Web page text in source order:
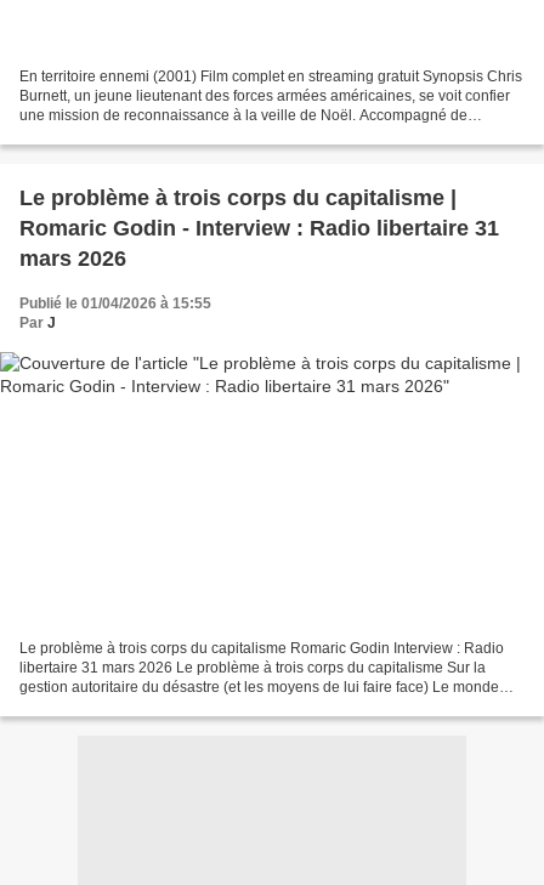
En territoire ennemi (2001) Film complet en streaming gratuit Synopsis Chris
Burnett, un jeune lieutenant des forces armées américaines, se voit confier
une mission de reconnaissance à la veille de Noël. Accompagné de
Le problème à trois corps du capitalisme |
Romaric Godin - Interview : Radio libertaire 31
mars 2026
Publié le 01/04/2026 à 15:55
Par J
Le problème à trois corps du capitalisme Romaric Godin Interview : Radio
libertaire 31 mars 2026 Le problème à trois corps du capitalisme Sur la
gestion autoritaire du désastre (et les moyens de lui faire face) Le monde